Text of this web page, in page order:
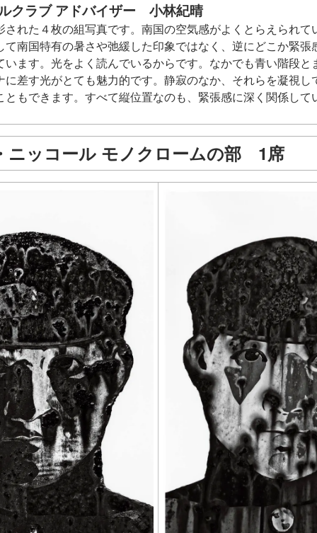
クラブ アドバイザー 小林紀晴
された４枚の組写真です。南国の空気感がよくとらえられて
て南国特有の暑さや弛緩した印象ではなく、逆にどこか緊張
います。光をよく読んでいるからです。なかでも青い階段と
に差す光がとても魅力的です。静寂のなか、それらを凝視し
ともできます。すべて縦位置なのも、緊張感に深く関係して
ニッコール モノクロームの部 1席